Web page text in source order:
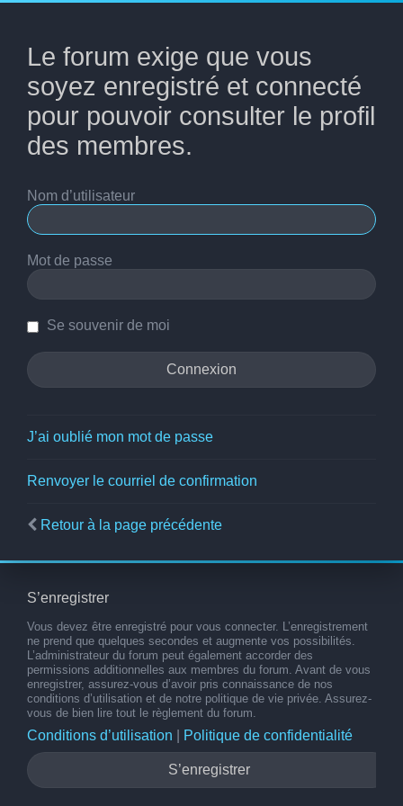
Le forum exige que vous
soyez enregistré et connecté
pour pouvoir consulter le profil
des membres.
Nom d’utilisateur
Mot de passe
Se souvenir de moi
J’ai oublié mon mot de passe
Renvoyer le courriel de confirmation
Retour à la page précédente
S’enregistrer
Vous devez être enregistré pour vous connecter. L’enregistrement
ne prend que quelques secondes et augmente vos possibilités.
L’administrateur du forum peut également accorder des
permissions additionnelles aux membres du forum. Avant de vous
enregistrer, assurez-vous d’avoir pris connaissance de nos
conditions d’utilisation et de notre politique de vie privée. Assurez-
vous de bien lire tout le règlement du forum.
Conditions d’utilisation Politique de confidentialité
S’enregistrer